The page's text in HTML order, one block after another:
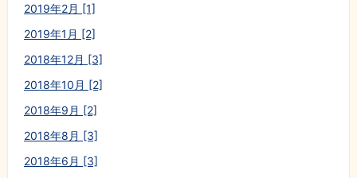
2019年2月 [1]
2019年1月 [2]
2018年12月 [3]
2018年10月 [2]
2018年9月 [2]
2018年8月 [3]
2018年6月 [3]